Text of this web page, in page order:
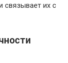
связывает их с